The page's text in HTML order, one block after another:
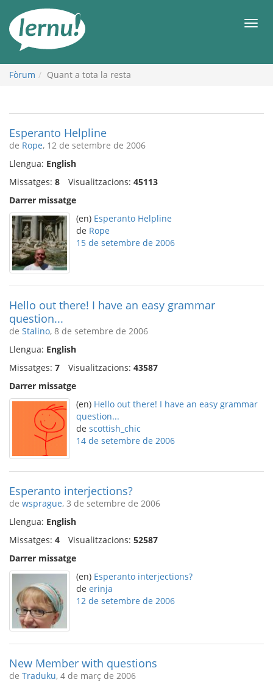
contingut
Fòrum Quant a tota la resta
Esperanto Helpline
de Rope, 12 de setembre de 2006
Llengua: English
Missatges: 8 Visualitzacions: 45113
Darrer missatge
(en) Esperanto Helpline
de Rope
15 de setembre de 2006
Hello out there! I have an easy grammar
question...
de Stalino, 8 de setembre de 2006
Llengua: English
Missatges: 7 Visualitzacions: 43587
Darrer missatge
(en) Hello out there! I have an easy grammar
question...
de scottish_chic
14 de setembre de 2006
Esperanto interjections?
de wsprague, 3 de setembre de 2006
Llengua: English
Missatges: 4 Visualitzacions: 52587
Darrer missatge
(en) Esperanto interjections?
de erinja
12 de setembre de 2006
New Member with questions
de Traduku, 4 de març de 2006